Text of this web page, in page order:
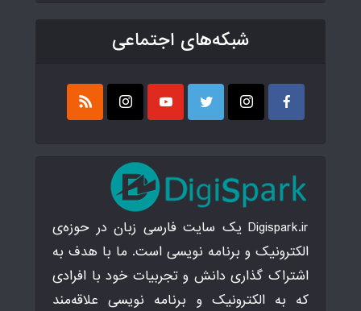
شبکه‌های اجتماعی
Digispark.ir یک سایت فارسی زبان در حوزه‌ی
الکترونیک و برنامه نویسی است. ما با هدف به
اشتراک گذاری دانش و تجربیات خود با افرادی
که به الکترونیک و برنامه نویسی علاقه‌مند